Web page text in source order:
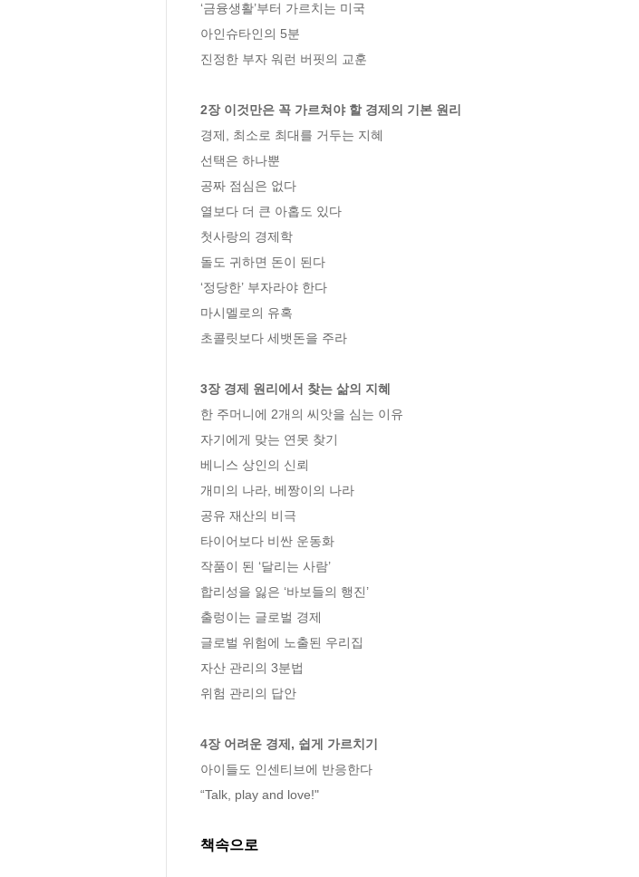
‘금융생활’부터 가르치는 미국
아인슈타인의 5분
진정한 부자 워런 버핏의 교훈
2장 이것만은 꼭 가르쳐야 할 경제의 기본 원리
경제, 최소로 최대를 거두는 지혜
선택은 하나뿐
공짜 점심은 없다
열보다 더 큰 아홉도 있다
첫사랑의 경제학
돌도 귀하면 돈이 된다
‘정당한’ 부자라야 한다
마시멜로의 유혹
초콜릿보다 세뱃돈을 주라
3장 경제 원리에서 찾는 삶의 지혜
한 주머니에 2개의 씨앗을 심는 이유
자기에게 맞는 연못 찾기
베니스 상인의 신뢰
개미의 나라, 베짱이의 나라
공유 재산의 비극
타이어보다 비싼 운동화
작품이 된 ‘달리는 사람’
합리성을 잃은 ‘바보들의 행진’
출렁이는 글로벌 경제
글로벌 위험에 노출된 우리집
자산 관리의 3분법
위험 관리의 답안
4장 어려운 경제, 쉽게 가르치기
아이들도 인센티브에 반응한다
“Talk, play and love!"
책속으로